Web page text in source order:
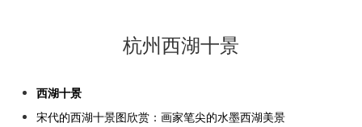
杭州西湖十景
西湖十景
宋代的西湖十景图欣赏：画家笔尖的水墨西湖美景